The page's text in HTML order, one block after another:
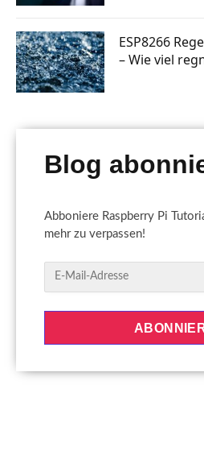
ESP8266
– Wie viel
Blog
Abboniere Raspberry Pi
mehr zu verpassen!
-